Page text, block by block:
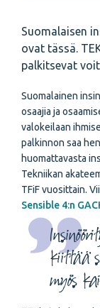
Suomalaisen
ovat tässä.
palkitsevat
Suomalainen
osaajia ja
valokeilaan
palkinnon saa
huomattavasta
Tekniikan
TFiF vuosittain.
Sensible 4:n
kiittää
myös